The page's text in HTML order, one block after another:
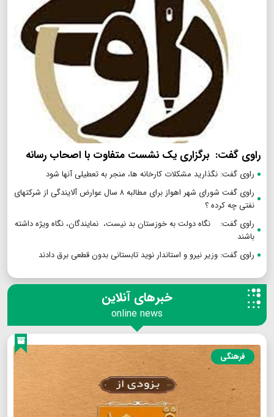
راوی گفت: برگزاری یک نشست متفاوت با اصحاب رسانه
راوی گفت: نگذارید مشکلات کارخانه ها، منجر به تعطیلی آنها شود
راوی گفت شورای شهر اهواز برای مطالبه ۸ سال عوارض آلایندگی از شرکتهای
نفتی چه کرده ؟
راوی گفت: نگاه دولت به خوزستان بد نیست، نمایندگان، نگاه ویژه داشته
باشند
راوی گفت: وزیر نیرو و استاندار نوید تابستانی بدون قطعی برق دادند
خبرهای آنلاین
online news
فرهنگی